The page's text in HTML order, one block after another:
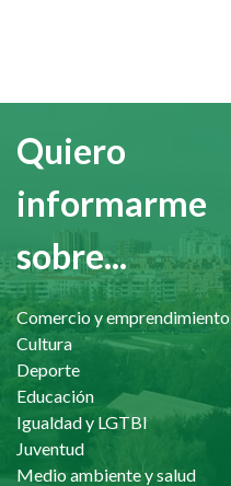
Quiero
informarme
sobre...
Comercio y emprendimiento
Cultura
Deporte
Educación
Igualdad y LGTBI
Juventud
Medio ambiente y salud